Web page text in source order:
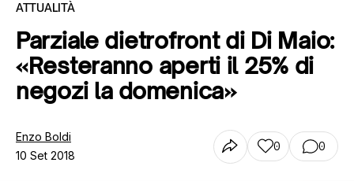
Tutti gli articoli
Chi siamo
ATTUALITÀ
Parziale dietrofront di Di Maio:
«Resteranno aperti il 25% di
negozi la domenica»
Enzo Boldi
10 Set 2018
0 0